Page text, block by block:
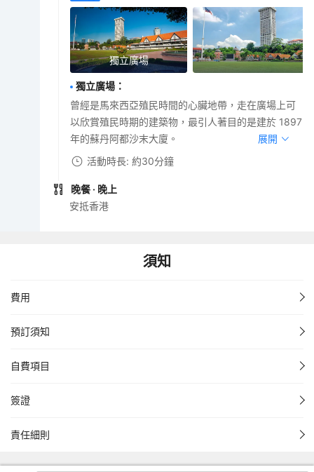
獨立廣場
獨立廣場 ：
曾經是馬來西亞殖民時間的心臟地帶，走在廣場上可
以欣賞殖民時期的建築物，最引人著目的是建於 1897
年的蘇丹阿都沙末大廈。
展開
活動時長: 約30分鐘
晚餐 · 晚上
安抵香港
須知
費用
預訂須知
自費項目
簽證
責任細則